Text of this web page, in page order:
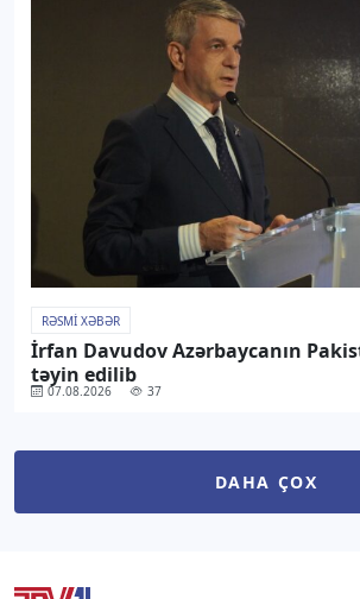
RƏSMI XƏBƏR
İrfan Davudov Azərbaycanın
təyin edilib
07.08.2026 37
DAHA ÇOX